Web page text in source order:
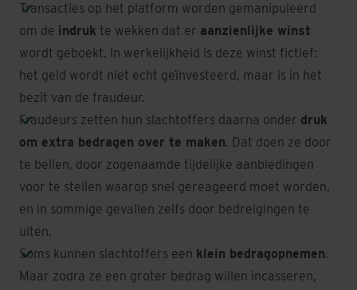
Transacties op het platform worden gemanipuleerd
om de indruk te wekken dat er aanzienlijke winst
wordt geboekt. In werkelijkheid is deze winst fictief:
het geld wordt niet echt geïnvesteerd, maar is in het
bezit van de fraudeur.
Fraudeurs zetten hun slachtoffers daarna onder druk
om extra bedragen over te maken. Dat doen ze door
te bellen, door zogenaamde tijdelijke aanbiedingen
voor te stellen waarop snel gereageerd moet worden,
en in sommige gevallen zelfs door bedreigingen te
uiten.
Soms kunnen slachtoffers een klein bedragopnemen.
Maar zodra ze een groter bedrag willen incasseren,